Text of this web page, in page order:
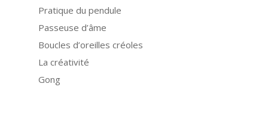
Pratique du pendule
Passeuse d’âme
Boucles d’oreilles créoles
La créativité
Gong